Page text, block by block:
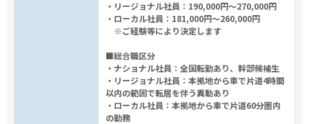
・リージョナル社員：190,000円～270,000円
・ローカル社員：181,000円～260,000円
※ご経験等により決定します
■総合職区分
・ナショナル社員：全国転勤あり、幹部候補生
・リージョナル社員：本拠地から車で片道4時間
以内の範囲で転居を伴う異動あり
・ローカル社員：本拠地から車で片道60分圏内
の勤務